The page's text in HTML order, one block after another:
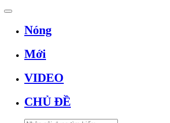
Nóng
Mới
VIDEO
CHỦ ĐỀ